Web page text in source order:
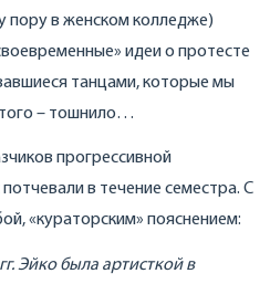
пору в женском колледже)
идеи о протесте
танцами, которые мы
– тошнило…
прогрессивной
в течение семестра. С
«кураторским» пояснением:
Эйко была артисткой в